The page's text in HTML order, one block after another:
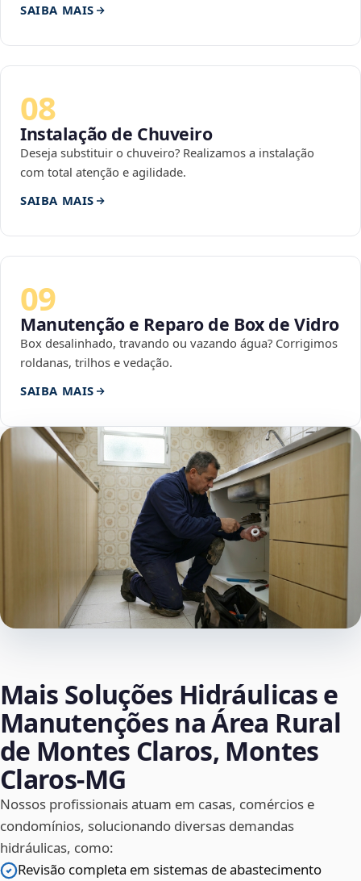
SAIBA MAIS
08
Instalação de Chuveiro
Deseja substituir o chuveiro? Realizamos a instalação
com total atenção e agilidade.
SAIBA MAIS
09
Manutenção e Reparo de Box de Vidro
Box desalinhado, travando ou vazando água? Corrigimos
roldanas, trilhos e vedação.
SAIBA MAIS
Mais Soluções Hidráulicas e
Manutenções na Área Rural
de Montes Claros, Montes
Claros‑MG
Nossos profissionais atuam em casas, comércios e
condomínios, solucionando diversas demandas
hidráulicas, como:
Revisão completa em sistemas de abastecimento